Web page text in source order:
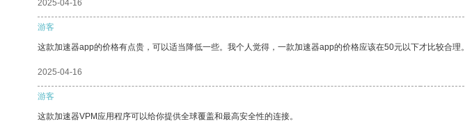
2025-04-16
游客
这款加速器app的价格有点贵，可以适当降低一些。我个人觉得，一款加速器app的价格应该在50元以下才比较合理。
2025-04-16
游客
这款加速器VPM应用程序可以给你提供全球覆盖和最高安全性的连接。